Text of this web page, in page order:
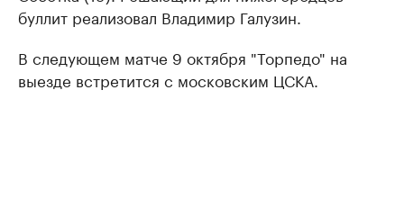
буллит реализовал Владимир Галузин.
В следующем матче 9 октября "Торпедо" на
выезде встретится с московским ЦСКА.